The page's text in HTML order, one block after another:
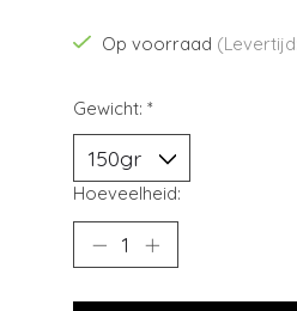
Op voorraad
Gewicht: *
Hoeveelheid: